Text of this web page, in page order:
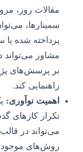
مقالات روز،
سمینارها،
پرداخته شده یا
مشاور می‌تواند
بر پرسش‌های
راهنمایی کند.
اهمیت نوآوری:
تکرار کارهای
می‌تواند در
روش‌های موجود